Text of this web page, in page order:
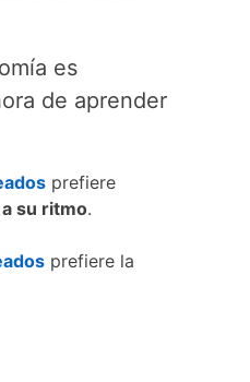
es
de aprender
opens in a new tab
prefiere
su ritmo.
opens in a new tab
prefiere la